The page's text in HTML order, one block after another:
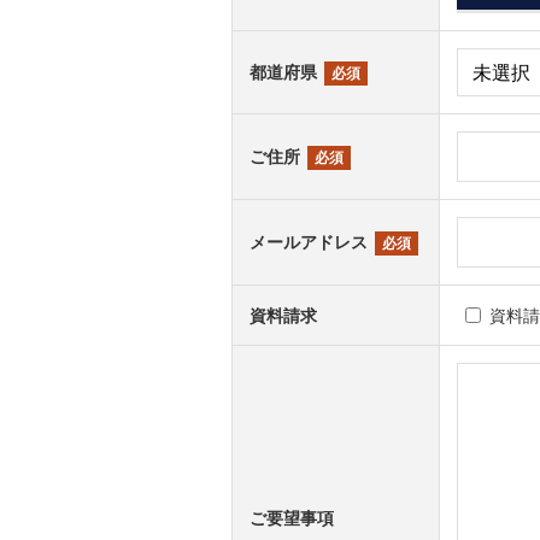
都道府県 必須
ご住所 必須
メールアドレス 必須
資料請求 資料
ご要望事項